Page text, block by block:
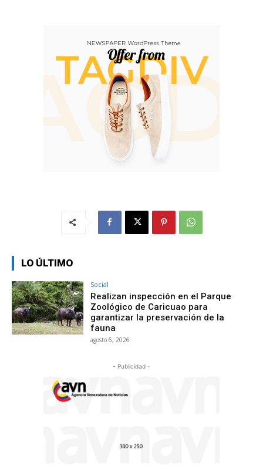
LO ÚLTIMO
Social
Realizan inspección en el Parque
Zoológico de Caricuao para
garantizar la preservación de la
fauna
agosto 6, 2026
- Publicidad -